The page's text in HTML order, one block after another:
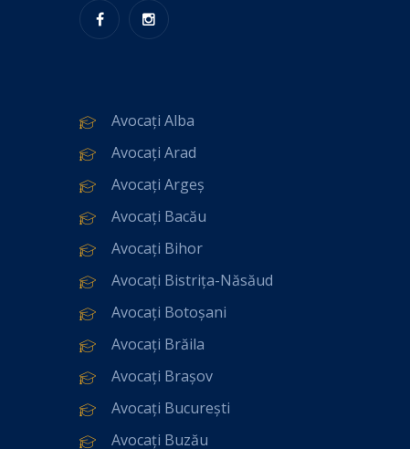
Avocați Alba
Avocați Arad
Avocați Argeș
Avocați Bacău
Avocați Bihor
Avocați Bistrița-Năsăud
Avocați Botoșani
Avocați Brăila
Avocați Brașov
Avocați București
Avocați Buzău